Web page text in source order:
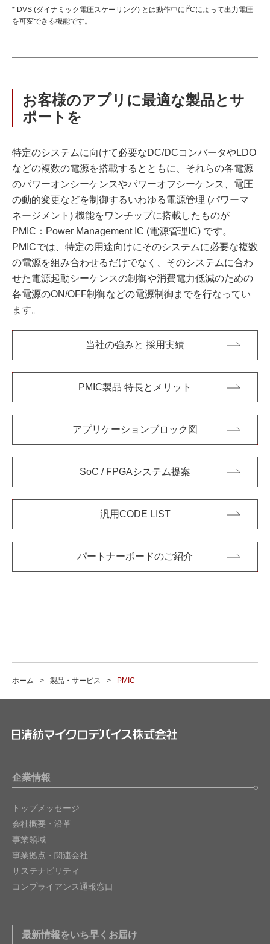
* DVS (ダイナミック電圧スケーリング) とは動作中にI2Cによって出力電圧
を可変できる機能です。
お客様のアプリに最適な製品とサ
ポートを
特定のシステムに向けて必要なDC/DCコンバータやLDO
などの複数の電源を搭載するとともに、それらの各電源
のパワーオンシーケンスやパワーオフシーケンス、電圧
の動的変更などを制御するいわゆる電源管理 (パワーマ
ネージメント) 機能をワンチップに搭載したものが
PMIC：Power Management IC (電源管理IC) です。
PMICでは、特定の用途向けにそのシステムに必要な複数
の電源を組み合わせるだけでなく、そのシステムに合わ
せた電源起動シーケンスの制御や消費電力低減のための
各電源のON/OFF制御などの電源制御までを行なってい
ます。
当社の強みと 採用実績
PMIC製品 特長とメリット
アプリケーションブロック図
SoC / FPGAシステム提案
汎用CODE LIST
パートナーボードのご紹介
パワーマネジメント
DC/DCスイッチングレギュレータ
マルチ出力パワーマネジメントIC(PMIC)
スイッチングドライバIC
スイッチIC(SW)
シャントレギュレータ
LEDドライバコントローラ
ホーム 製品・サービス PMIC
企業情報
トップメッセージ
会社概要・沿革
事業領域
事業拠点・関連会社
サステナビリティ
コンプライアンス通報窓口
最新情報をいち早くお届け